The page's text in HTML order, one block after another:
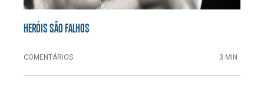
HERÓIS SÃO FALHOS
COMENTÁRIOS 3 MIN